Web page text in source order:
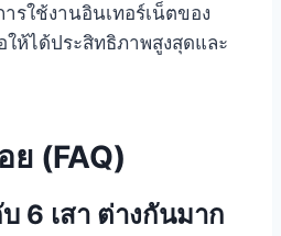
รใช้งานอินเทอร์เน็ตของ
ห้ได้ประสิทธิภาพสูงสุดและ
(FAQ)
บ 6 เสา ต่างกันมาก